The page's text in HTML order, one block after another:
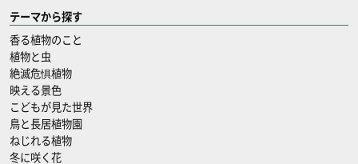
テーマから探す
香る植物のこと
植物と虫
絶滅危惧植物
映える景色
こどもが見た世界
鳥と長居植物園
ねじれる植物
冬に咲く花